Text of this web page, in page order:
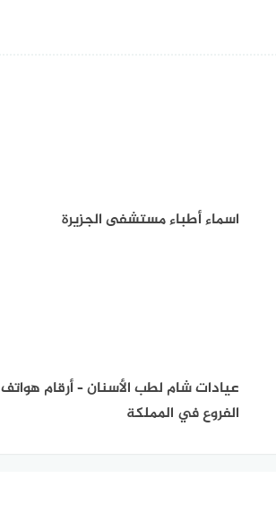
اسماء أطباء مستشفى الجزيرة
عيادات شام لطب الأسنان – أرقام
الفروع في المملكة